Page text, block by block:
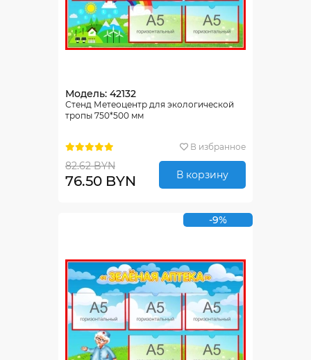
Модель: 42132
Стенд Метеоцентр для экологической
тропы 750*500 мм
В избранное
82.62 BYN
76.50 BYN В корзину
-9%